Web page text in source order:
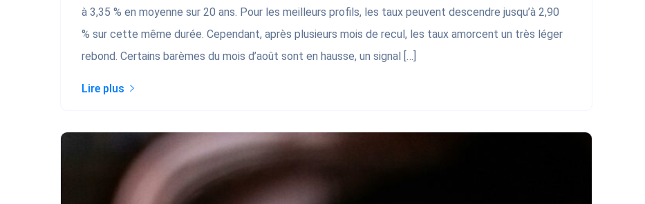
à 3,35 % en moyenne sur 20 ans. Pour les meilleurs profils, les taux peuvent descendre jusqu’à 2,90
% sur cette même durée. Cependant, après plusieurs mois de recul, les taux amorcent un très léger
rebond. Certains barèmes du mois d’août sont en hausse, un signal […]
Lire plus